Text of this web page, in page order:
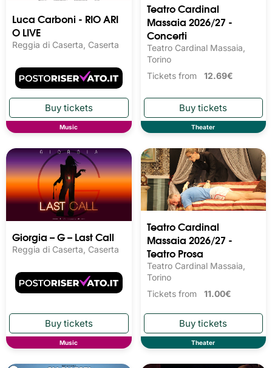
Luca Carboni - RIO ARI
O LIVE
Reggia di Caserta, Caserta
Music
Teatro Cardinal
Massaia 2026/27 -
Concerti
Teatro Cardinal Massaia,
Torino
Tickets from 12.69€
Theater
Giorgia – G – Last Call
Reggia di Caserta, Caserta
Music
Teatro Cardinal
Massaia 2026/27 -
Teatro Prosa
Teatro Cardinal Massaia,
Torino
Tickets from 11.00€
Theater